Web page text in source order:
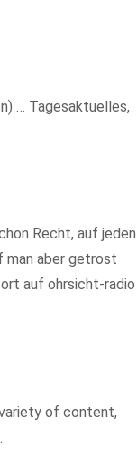
… Tagesaktuelles,
Recht, auf jeden
man aber getrost
auf ohrsicht-radio
of content,